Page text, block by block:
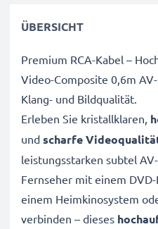
ÜBERSICHT
Premium RCA-Kabel –
Video-Composite 0,6m
Klang- und Bildqualität.
Erleben Sie kristallklaren,
und scharfe
leistungsstarken subtel
Fernseher mit einem
einem Heimkinosystem
verbinden – dieses